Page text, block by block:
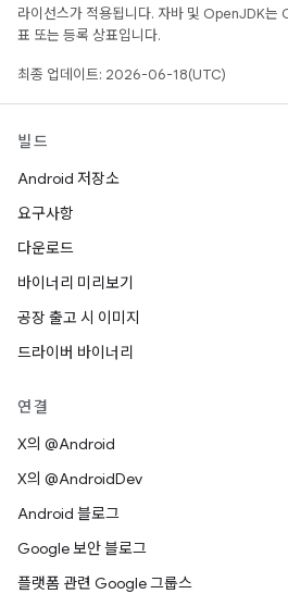
라이선스가 적용됩니다. 자바 및 OpenJDK
표 또는 등록 상표입니다.
최종 업데이트: 2026-06-18(UTC)
빌드
Android 저장소
요구사항
다운로드
바이너리 미리보기
공장 출고 시 이미지
드라이버 바이너리
연결
X의 @Android
X의 @AndroidDev
Android 블로그
Google 보안 블로그
플랫폼 관련 Google 그룹스